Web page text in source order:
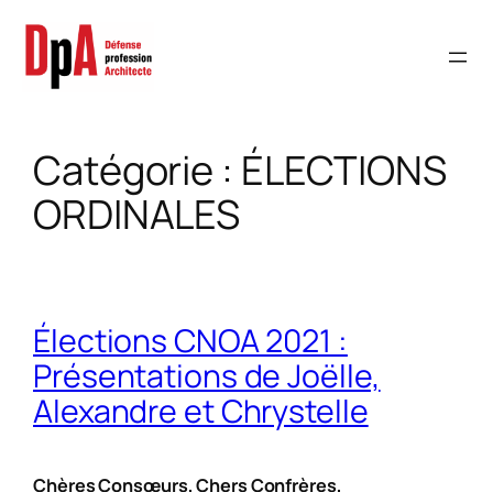
contenu
Catégorie : ÉLECTIONS
ORDINALES
Élections CNOA 2021 :
Présentations de Joëlle,
Alexandre et Chrystelle
Chères Consœurs, Chers Confrères,